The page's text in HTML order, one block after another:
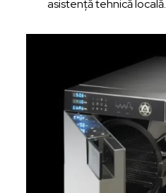
asistenţă tehnică locală.